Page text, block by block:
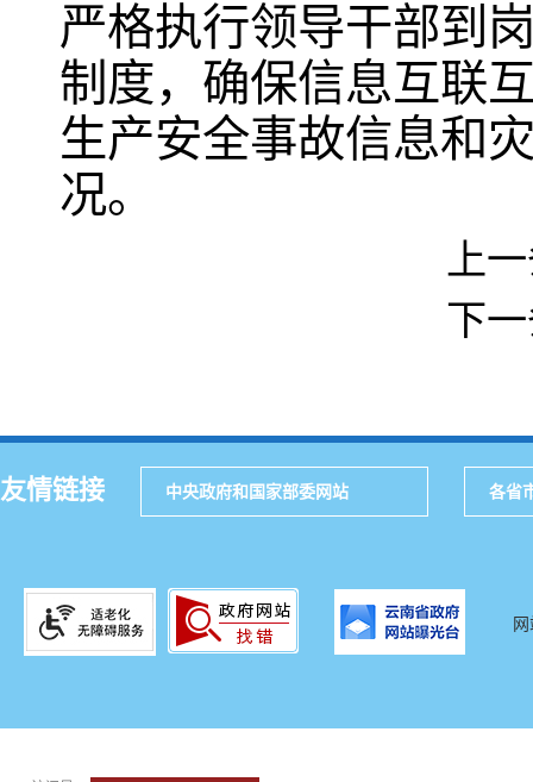
严格执行领导干部到
制度，确保信息互联
生产安全事故信息和
况。
上
下
友情链接 中央政府和国家部委网站 各省